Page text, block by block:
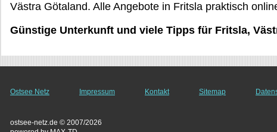
Västra Götaland. Alle Angebote in Fritsla praktisch
Günstige Unterkunft und viele Tipps für Fritsla,
Ostsee Netz Impressum Kontakt Sitemap
ostsee-netz.de © 2007/2026